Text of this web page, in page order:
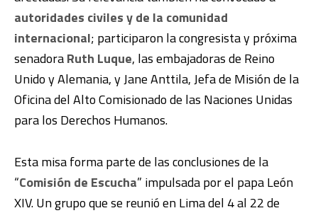
autoridades civiles y de la comunidad
internacional; participaron la congresista y próxima
senadoraRuth Luque, las embajadoras de Reino
Unido y Alemania, y Jane Anttila, Jefa de Misión de la
Oficina del Alto Comisionado de las Naciones Unidas
para los Derechos Humanos.
Esta misa forma parte de las conclusiones de la
“Comisión de Escucha” impulsada por el papa León
XIV. Un grupo que se reunió en Lima del 4 al 22 de